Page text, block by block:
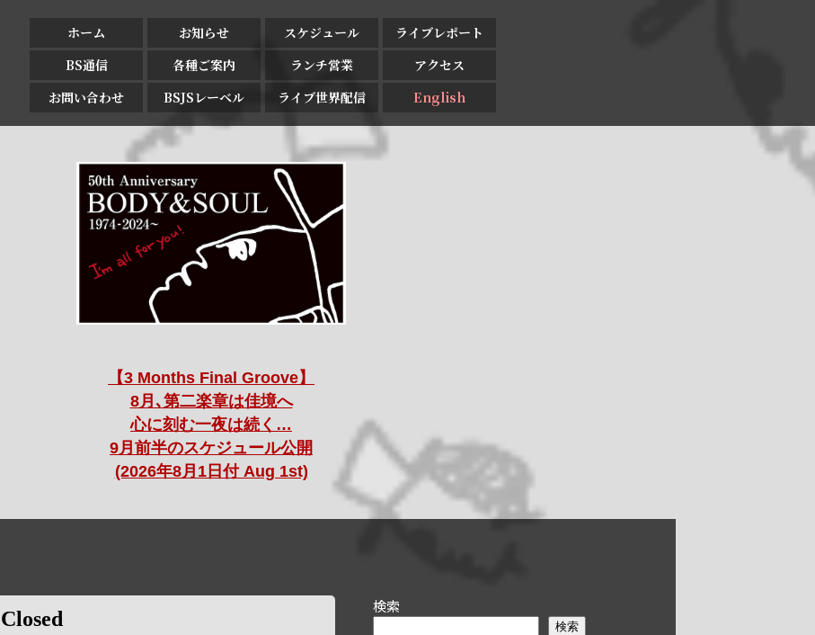
ホーム お知らせ スケジュール
ライブレポート
BS通信
各種ご案内 ランチ営業
アクセス
お問い合わせ
BSJSレーベル ライブ世界配信 English
【3 Months Final Groove】
8月､第二楽章は佳境へ
心に刻む一夜は続く…
9月前半のスケジュール公開
(2026年8月1日付 Aug 1st)
Closed
検索
検索